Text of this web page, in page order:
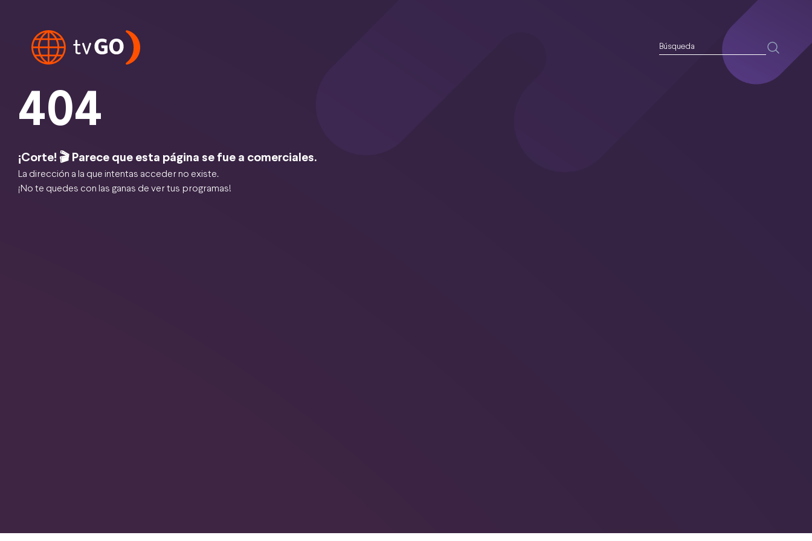
404
¡Corte! 🎬 Parece que esta página se fue a comerciales.
La dirección a la que intentas acceder no existe.
¡No te quedes con las ganas de ver tus programas!